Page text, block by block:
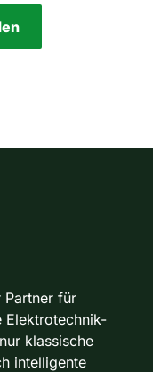
Partner für
Elektrotechnik-
klassische
intelligente